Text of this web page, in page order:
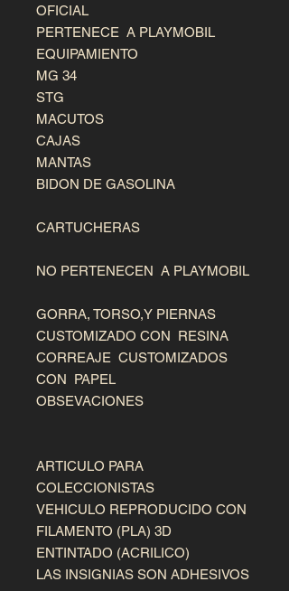
OFICIAL
PERTENECE A PLAYMOBIL
EQUIPAMIENTO
MG 34
STG
MACUTOS
CAJAS
MANTAS
BIDON DE GASOLINA
CARTUCHERAS
NO PERTENECEN A PLAYMOBIL
GORRA, TORSO,Y PIERNAS
CUSTOMIZADO CON RESINA
CORREAJE CUSTOMIZADOS
CON PAPEL
OBSEVACIONES
ARTICULO PARA
COLECCIONISTAS
VEHICULO REPRODUCIDO CON
FILAMENTO (PLA) 3D
ENTINTADO (ACRILICO)
LAS INSIGNIAS SON ADHESIVOS